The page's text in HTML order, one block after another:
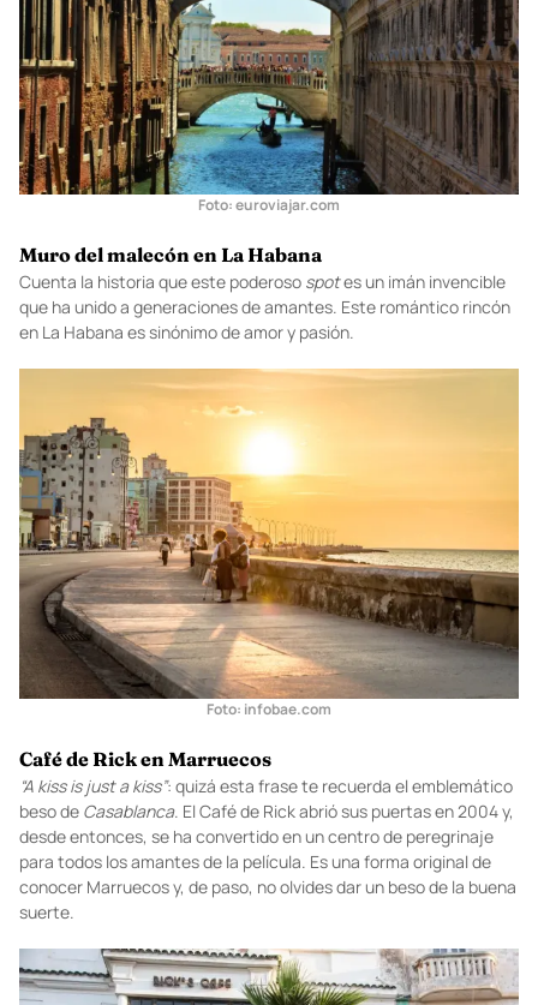
Foto:euroviajar.com
Muro del malecón en La Habana
Cuenta la historia que este poderoso
que ha unido a generaciones de amantes. Este romántico rincón
en La Habana es sinónimo de amor y pasión.
Foto:infobae.com
Café de Rick en Marruecos
“A kiss is just a kiss”: quizá esta frase te recuerda el emblemático
beso de
desde entonces, se ha convertido en un centro de peregrinaje
para todos los amantes de la película. Es una forma original de